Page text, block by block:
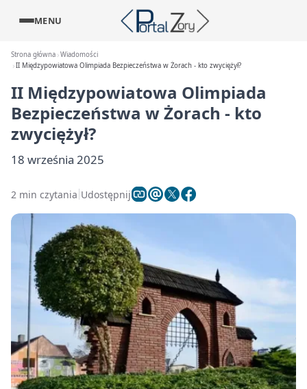
MENU
Strona główna Wiadomości
II Międzypowiatowa Olimpiada Bezpieczeństwa w Żorach - kto zwyciężył?
II Międzypowiatowa Olimpiada
Bezpieczeństwa w Żorach - kto
zwyciężył?
18 września 2025
2 min czytania Udostępnij